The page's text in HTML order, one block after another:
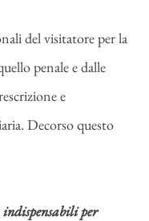
del visitatore per la
penale e dalle
e
Decorso questo
per